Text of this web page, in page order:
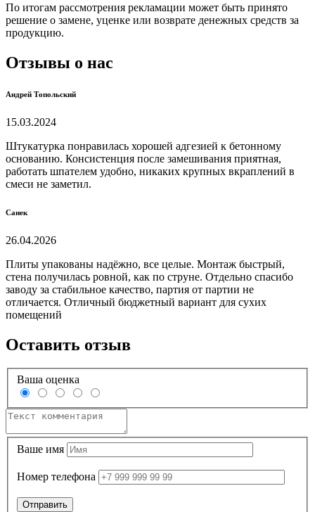
По итогам рассмотрения рекламации может быть принято
решение о замене, уценке или возврате денежных средств за
продукцию.
Отзывы о нас
Андрей Топольский
15.03.2024
Штукатурка понравилась хорошей адгезией к бетонному
основанию. Консистенция после замешивания приятная,
работать шпателем удобно, никаких крупных вкраплений в
смеси не заметил.
Санек
26.04.2026
Плиты упакованы надёжно, все целые. Монтаж быстрый,
стена получилась ровной, как по струне. Отдельно спасибо
заводу за стабильное качество, партия от партии не
отличается. Отличный бюджетный вариант для сухих
помещений
Оставить отзыв
Ваша оценка
Ваше имя
Номер телефона